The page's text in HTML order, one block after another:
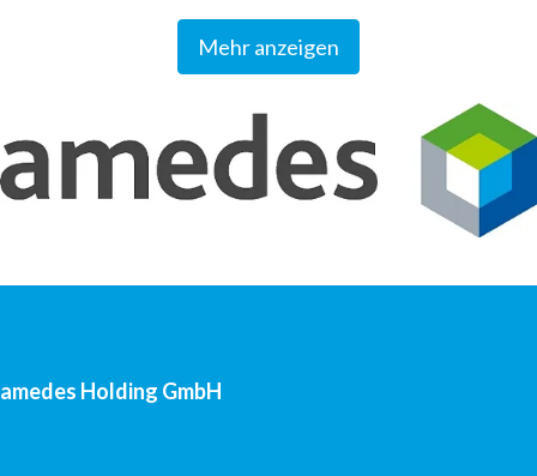
Mehr anzeigen
Unser Kundenmagazin "amedes update" informiert
aus dem Unternehmen. Sie können das Magazin auf
www.amedes-group.com abonnieren.
amedes Holding GmbH